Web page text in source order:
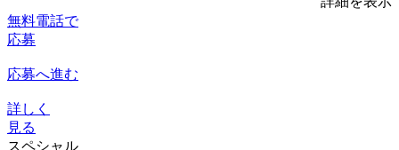
無料電話で
応募
応募へ進む
詳しく
見る
スペシャル